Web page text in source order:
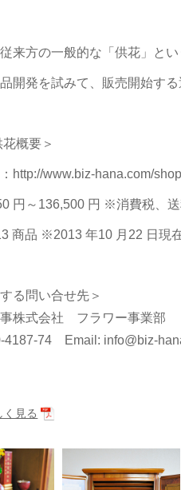
来方の一般的な「供花」と
開発を試みて、販売開始する
概要＞
http://www.biz-hana.com/
円～136,500 円 ※消費税、
商品 ※2013 年10 月22 日現
る問い合せ先＞
事株式会社 フラワー事業部
74 Email: info@biz-
く見る